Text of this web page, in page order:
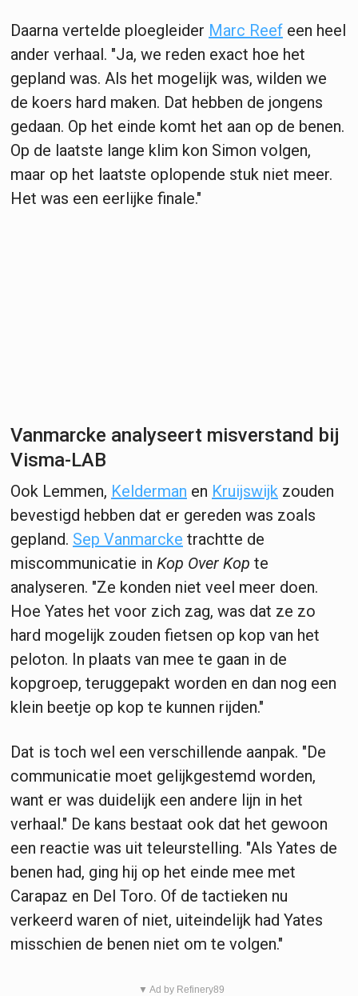
Daarna vertelde ploegleider Marc Reef een heel
ander verhaal. "Ja, we reden exact hoe het
gepland was. Als het mogelijk was, wilden we
de koers hard maken. Dat hebben de jongens
gedaan. Op het einde komt het aan op de benen.
Op de laatste lange klim kon Simon volgen,
maar op het laatste oplopende stuk niet meer.
Het was een eerlijke finale."
Vanmarcke analyseert misverstand bij
Visma-LAB
Ook Lemmen, Kelderman en Kruijswijk zouden
bevestigd hebben dat er gereden was zoals
gepland. Sep Vanmarcke trachtte de
miscommunicatie in Kop Over Kop te
analyseren. "Ze konden niet veel meer doen.
Hoe Yates het voor zich zag, was dat ze zo
hard mogelijk zouden fietsen op kop van het
peloton. In plaats van mee te gaan in de
kopgroep, teruggepakt worden en dan nog een
klein beetje op kop te kunnen rijden."
Dat is toch wel een verschillende aanpak. "De
communicatie moet gelijkgestemd worden,
want er was duidelijk een andere lijn in het
verhaal." De kans bestaat ook dat het gewoon
een reactie was uit teleurstelling. "Als Yates de
benen had, ging hij op het einde mee met
Carapaz en Del Toro. Of de tactieken nu
verkeerd waren of niet, uiteindelijk had Yates
misschien de benen niet om te volgen."
▼ Ad by Refinery89